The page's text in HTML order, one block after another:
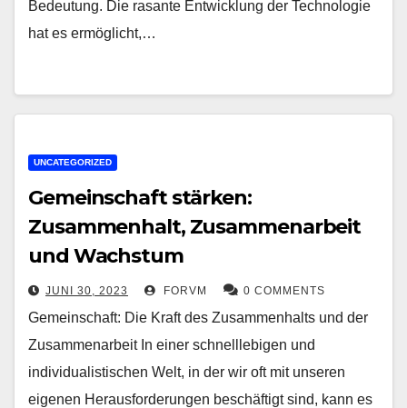
Bedeutung. Die rasante Entwicklung der Technologie
hat es ermöglicht,…
UNCATEGORIZED
Gemeinschaft stärken:
Zusammenhalt, Zusammenarbeit
und Wachstum
JUNI 30, 2023 FORVM 0 COMMENTS
Gemeinschaft: Die Kraft des Zusammenhalts und der
Zusammenarbeit In einer schnelllebigen und
individualistischen Welt, in der wir oft mit unseren
eigenen Herausforderungen beschäftigt sind, kann es